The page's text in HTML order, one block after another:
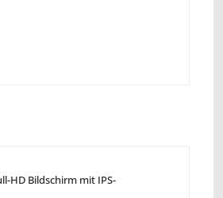
HD Bildschirm mit IPS-